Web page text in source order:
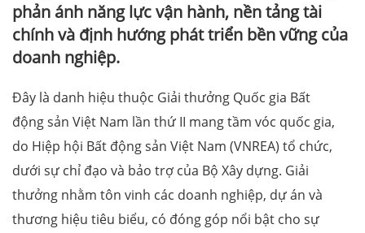
phản ánh năng lực vận hành, nền tảng tài
chính và định hướng phát triển bền vững của
doanh nghiệp.
Đây là danh hiệu thuộc Giải thưởng Quốc gia Bất
động sản Việt Nam lần thứ II mang tầm vóc quốc gia,
do Hiệp hội Bất động sản Việt Nam (VNREA) tổ chức,
dưới sự chỉ đạo và bảo trợ của Bộ Xây dựng. Giải
thưởng nhằm tôn vinh các doanh nghiệp, dự án và
thương hiệu tiêu biểu, có đóng góp nổi bật cho sự